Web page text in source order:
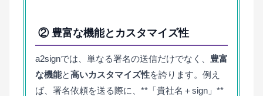
② 豊富な機能とカスタマイズ性
a2signでは、単なる署名の送信だけでなく、 豊富
な機能と高いカスタマイズ性を誇ります。例え
ば、署名依頼を送る際に、**「貴社名＋sign」**